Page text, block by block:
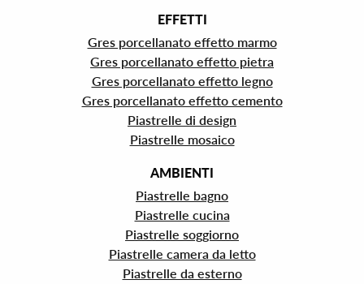
EFFETTI
Gres porcellanato effetto marmo
Gres porcellanato effetto pietra
Gres porcellanato effetto legno
Gres porcellanato effetto cemento
Piastrelle di design
Piastrelle mosaico
AMBIENTI
Piastrelle bagno
Piastrelle cucina
Piastrelle soggiorno
Piastrelle camera da letto
Piastrelle da esterno